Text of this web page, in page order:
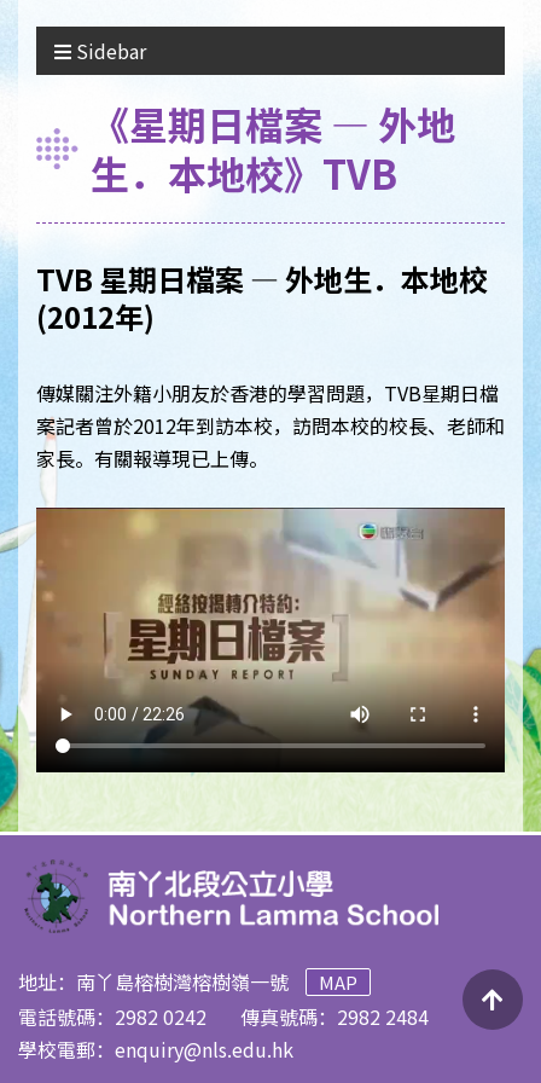
Sidebar
《星期日檔案 — 外地
生．本地校》TVB
TVB 星期日檔案—外地生．本地校
(2012年)
傳媒關注外籍小朋友於香港的學習問題，TVB星期日檔
案記者曾於2012年到訪本校，訪問本校的校長、老師和
家長。有關報導現已上傳。
地址：南丫島榕樹灣榕樹嶺一號 MAP
電話號碼：2982 0242
傳真號碼：2982 2484
學校電郵： enquiry@nls.edu.hk